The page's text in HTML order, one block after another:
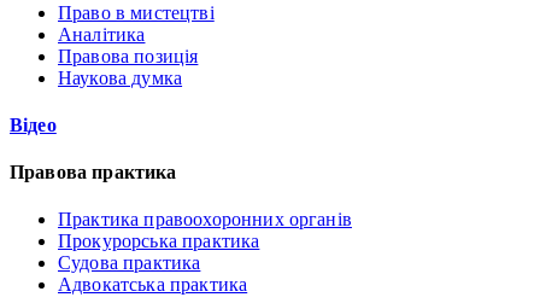
Право в мистецтві
Аналітика
Правова позиція
Наукова думка
Відео
Правова практика
Практика правоохоронних органів
Прокурорська практика
Судова практика
Адвокатська практика